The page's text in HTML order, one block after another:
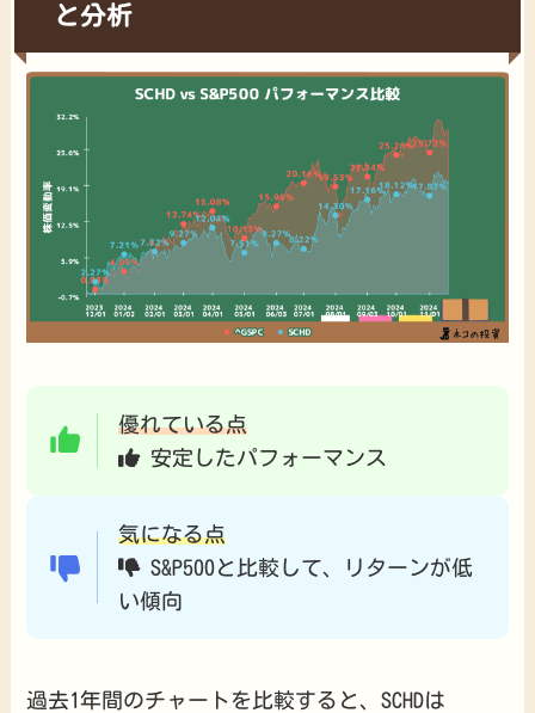
と分析
優れている点
安定したパフォーマンス
気になる点
S&P500と比較して、リターンが低
い傾向
過去1年間のチャートを比較すると、SCHDは